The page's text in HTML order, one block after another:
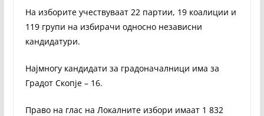
На изборите учествуваат 22 партии, 19 коалиции и
119 групи на избирачи односно независни
кандидатури.
Најмногу кандидати за градоначалници има за
Градот Скопје – 16.
Право на глас на Локалните избори имаат 1 832